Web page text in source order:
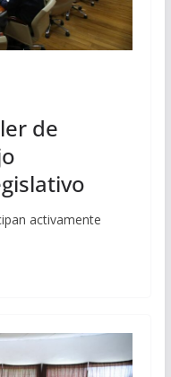
de
activamente